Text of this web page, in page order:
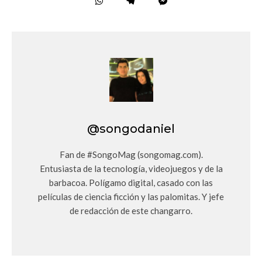
@songodaniel
Fan de #SongoMag (songomag.com).
Entusiasta de la tecnología, videojuegos y de la
barbacoa. Polígamo digital, casado con las
películas de ciencia ficción y las palomitas. Y jefe
de redacción de este changarro.